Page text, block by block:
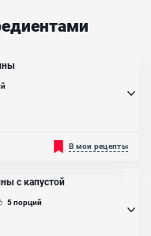
"свиная
отбивная из свинины,
за своей фигурой,
свинину в
вареный рис
наравне с
В мои рецепты
с капустой
5порций